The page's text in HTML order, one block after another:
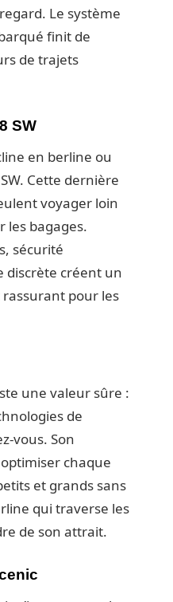
Le système
finit de
de trajets
SW
en berline ou
Cette dernière
voyager loin
les bagages.
sécurité
discrète créent un
pour les
une valeur sûre :
de
vous. Son
chaque
et grands sans
qui traverse les
de son attrait.